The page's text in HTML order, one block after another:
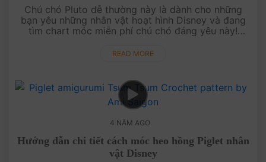
Chú chó Pluto dễ thường này là dành cho những
bạn yêu những nhân vật hoạt hình Disney và đang
tìm chart móc miễn phí chú chó đáng yêu này!
d....
READ MORE
4 NĂM AGO
Hướng dẫn chi tiết cách móc heo hồng Piglet nhân
vật Disney